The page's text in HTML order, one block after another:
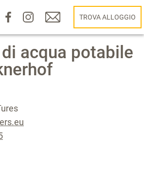
TROVA ALLOGGIO
acqua potabile